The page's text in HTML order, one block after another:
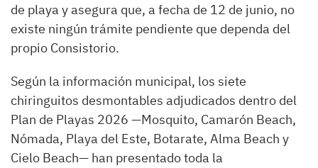
de playa y asegura que, a fecha de 12 de junio, no
existe ningún trámite pendiente que dependa del
propio Consistorio.
Según la información municipal, los siete
chiringuitos desmontables adjudicados dentro del
Plan de Playas 2026 —Mosquito, Camarón Beach,
Nómada, Playa del Este, Botarate, Alma Beach y
Cielo Beach— han presentado toda la